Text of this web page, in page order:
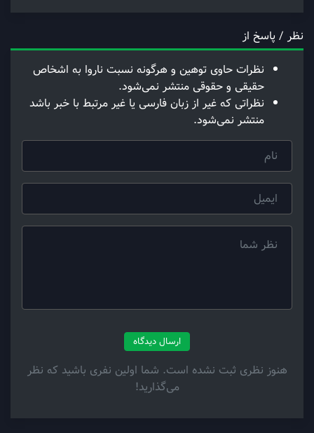
نظر / پاسخ از
نظرات حاوی توهین و هرگونه نسبت ناروا به اشخاص
حقیقی و حقوقی منتشر نمی‌شود.
نظراتی که غیر از زبان فارسی یا غیر مرتبط با خبر باشد
منتشر نمی‌شود.
ارسال دیدگاه
هنوز نظری ثبت نشده است. شما اولین نفری باشید که نظر
می‌گذارید!